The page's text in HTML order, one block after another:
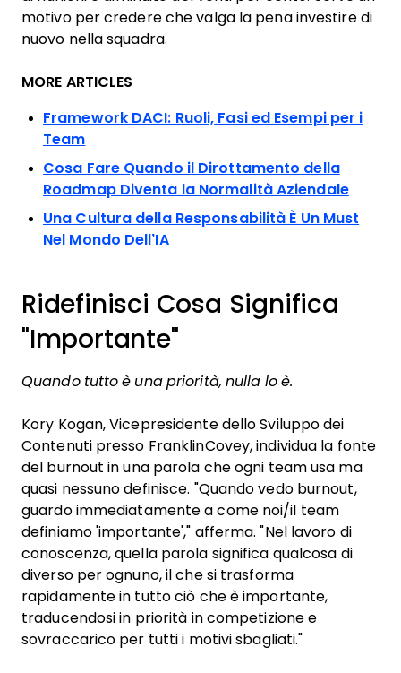
motivo per credere che valga la pena investire di
nuovo nella squadra.
MORE ARTICLES
Framework DACI: Ruoli, Fasi ed Esempi per i
Team
Cosa Fare Quando il Dirottamento della
Roadmap Diventa la Normalità Aziendale
Una Cultura della Responsabilità È Un Must
Nel Mondo Dell’IA
Ridefinisci Cosa Significa
"Importante"
Quando tutto è una priorità, nulla lo è.
Kory Kogan, Vicepresidente dello Sviluppo dei
Contenuti presso FranklinCovey, individua la fonte
del burnout in una parola che ogni team usa ma
quasi nessuno definisce. "Quando vedo burnout,
guardo immediatamente a come noi/il team
definiamo 'importante'," afferma. "Nel lavoro di
conoscenza, quella parola significa qualcosa di
diverso per ognuno, il che si trasforma
rapidamente in tutto ciò che è importante,
traducendosi in priorità in competizione e
sovraccarico per tutti i motivi sbagliati."